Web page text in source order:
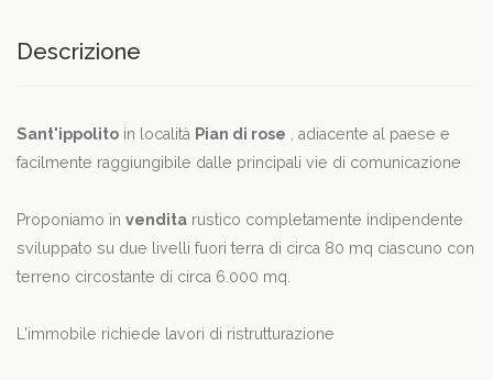
Descrizione
Sant'ippolito in località Pian di rose , adiacente al paese e
facilmente raggiungibile dalle principali vie di comunicazione
Proponiamo in vendita rustico completamente indipendente
sviluppato su due livelli fuori terra di circa 80 mq ciascuno con
terreno circostante di circa 6.000 mq.
L'immobile richiede lavori di ristrutturazione